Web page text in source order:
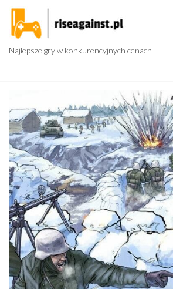
Przejdź
treści
Najlepsze gry w konkurencyjnych cenach